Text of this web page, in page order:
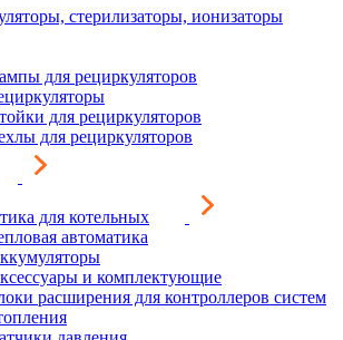
стерилизаторы, ионизаторы
для рециркуляторов
для рециркуляторов
для рециркуляторов
для котельных
автоматика
и комплектующие
расширения для контроллеров систем